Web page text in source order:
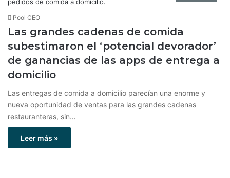
Pool CEO
Las grandes cadenas de comida
subestimaron el ‘potencial devorador’
de ganancias de las apps de entrega a
domicilio
Las entregas de comida a domicilio parecían una enorme y
nueva oportunidad de ventas para las grandes cadenas
restauranteras, sin…
Leer más »